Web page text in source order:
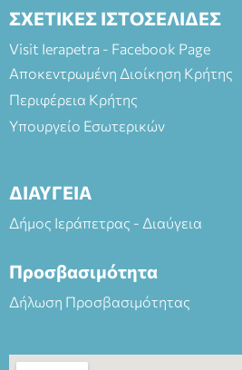
ΣΧΕΤΙΚΕΣ ΙΣΤΟΣΕΛΙΔΕΣ
Visit Ierapetra - Facebook Page
Αποκεντρωμένη Διοίκηση Κρήτης
Περιφέρεια Κρήτης
Υπουργείο Εσωτερικών
ΔΙΑΥΓΕΙΑ
Δήμος Ιεράπετρας - Διαύγεια
Προσβασιμότητα
Δήλωση Προσβασιμότητας